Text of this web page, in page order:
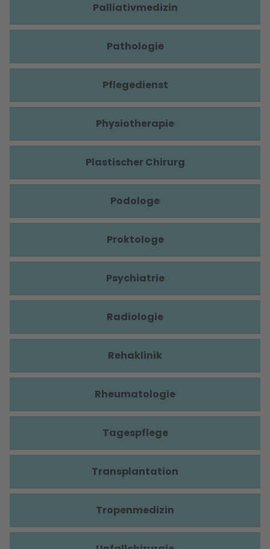
Palliativmedizin
Pathologie
Pflegedienst
Physiotherapie
Plastischer Chirurg
Podologe
Proktologe
Psychiatrie
Radiologie
Rehaklinik
Rheumatologie
Tagespflege
Transplantation
Tropenmedizin